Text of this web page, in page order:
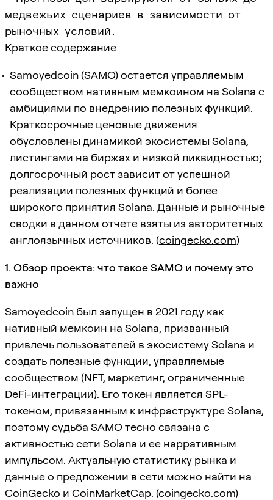
медвежьих сценариев в зависимости от
рыночных условий.
Краткое содержание
Samoyedcoin (SAMO) остается управляемым
сообществом нативным мемкоином на Solana с
амбициями по внедрению полезных функций.
Краткосрочные ценовые движения
обусловлены динамикой экосистемы Solana,
листингами на биржах и низкой ликвидностью;
долгосрочный рост зависит от успешной
реализации полезных функций и более
широкого принятия Solana. Данные и рыночные
сводки в данном отчете взяты из авторитетных
англоязычных источников. (coingecko.com)
1. Обзор проекта: что такое SAMO и почему это
важно
Samoyedcoin был запущен в 2021 году как
нативный мемкоин на Solana, призванный
привлечь пользователей в экосистему Solana и
создать полезные функции, управляемые
сообществом (NFT, маркетинг, ограниченные
DeFi-интеграции). Его токен является SPL-
токеном, привязанным к инфраструктуре Solana,
поэтому судьба SAMO тесно связана с
активностью сети Solana и ее нарративным
импульсом. Актуальную статистику рынка и
данные о предложении в сети можно найти на
CoinGecko и CoinMarketCap. (coingecko.com)